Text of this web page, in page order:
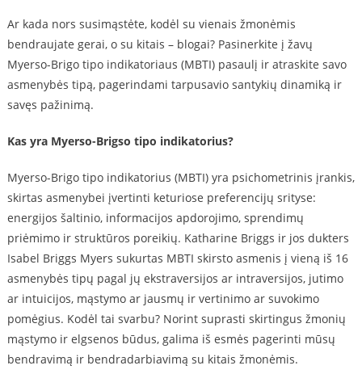
Ar kada nors susimąstėte, kodėl su vienais žmonėmis
bendraujate gerai, o su kitais – blogai? Pasinerkite į žavų
Myerso-Brigo tipo indikatoriaus (MBTI) pasaulį ir atraskite savo
asmenybės tipą, pagerindami tarpusavio santykių dinamiką ir
savęs pažinimą.
Kas yra Myerso-Brigso tipo indikatorius?
Myerso-Brigo tipo indikatorius (MBTI) yra psichometrinis įrankis,
skirtas asmenybei įvertinti keturiose preferencijų srityse:
energijos šaltinio, informacijos apdorojimo, sprendimų
priėmimo ir struktūros poreikių. Katharine Briggs ir jos dukters
Isabel Briggs Myers sukurtas MBTI skirsto asmenis į vieną iš 16
asmenybės tipų pagal jų ekstraversijos ar intraversijos, jutimo
ar intuicijos, mąstymo ar jausmų ir vertinimo ar suvokimo
pomėgius. Kodėl tai svarbu? Norint suprasti skirtingus žmonių
mąstymo ir elgsenos būdus, galima iš esmės pagerinti mūsų
bendravimą ir bendradarbiavimą su kitais žmonėmis.